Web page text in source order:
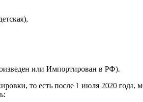
или Импортирован в РФ).
то есть после 1 июля 2020